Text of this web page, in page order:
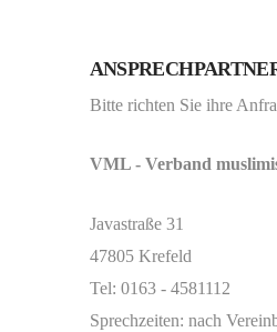
Bitte richten Sie ihre
VML - Verband
Javastraße 31
47805 Krefeld
Tel: 0163 - 4581112
Sprechzeiten: nach